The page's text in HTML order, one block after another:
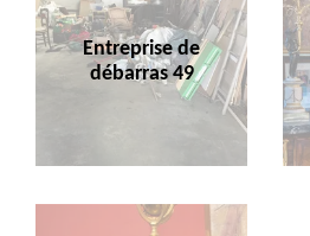
Entreprise de
débarras 49